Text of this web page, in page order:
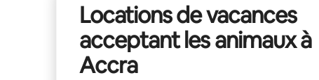
Locations de vacances
acceptant les animaux à
Accra